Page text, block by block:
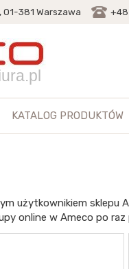
01-381 Warszawa +48
KATALOG PRODUKTÓW
użytkownikiem sklepu
online w Ameco po